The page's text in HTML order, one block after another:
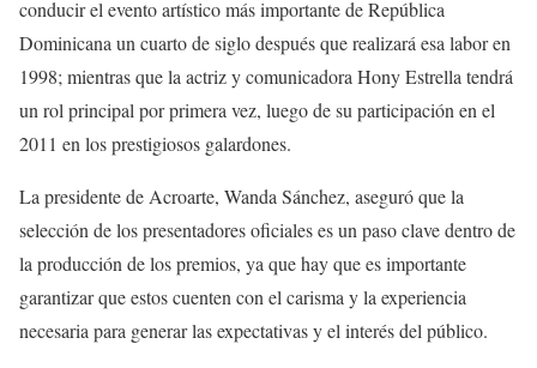
conducir el evento artístico más importante de República
Dominicana un cuarto de siglo después que realizará esa labor en
1998; mientras que la actriz y comunicadora Hony Estrella tendrá
un rol principal por primera vez, luego de su participación en el
2011 en los prestigiosos galardones.
La presidente de Acroarte, Wanda Sánchez, aseguró que la
selección de los presentadores oficiales es un paso clave dentro de
la producción de los premios, ya que hay que es importante
garantizar que estos cuenten con el carisma y la experiencia
necesaria para generar las expectativas y el interés del público.